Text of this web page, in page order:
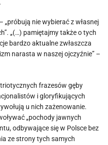
nie wybierać z własnej
„(…) pamiętajmy także o tych
bardzo aktualne zwłaszcza
narasta w naszej ojczyźnie” –
frazesów gęby
i gloryfikujących
u nich zażenowanie.
„pochody jawnych
odbywające się w Polsce bez
ze strony tych samych